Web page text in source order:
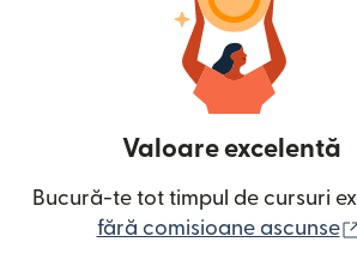
Valoare excelentă
Bucură-te tot timpul de cursuri
fără comisioane ascunse